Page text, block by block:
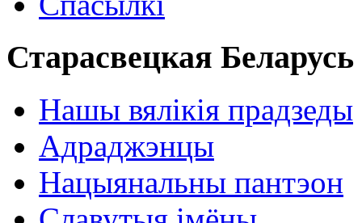
Старасвецкая Беларусь
Нашы вялікія прадзеды
Адраджэнцы
Нацыянальны пантэон